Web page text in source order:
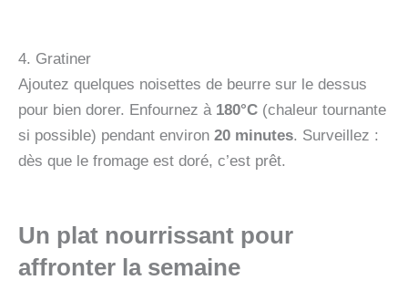
4. Gratiner
Ajoutez quelques noisettes de beurre sur le dessus
pour bien dorer. Enfournez à 180°C (chaleur tournante
si possible) pendant environ 20 minutes. Surveillez :
dès que le fromage est doré, c’est prêt.
Un plat nourrissant pour
affronter la semaine